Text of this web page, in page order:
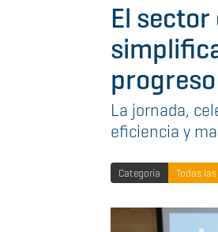
El
La jornada,
eficiencia y
Categoría Todas